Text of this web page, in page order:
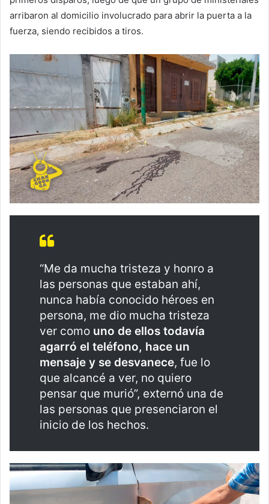
arribaron al domicilio involucrado para abrir la puerta a la
fuerza, siendo recibidos a tiros.
“Me da mucha tristeza y honro a
las personas que estaban ahí,
nunca había conocido héroes en
persona, me dio mucha tristeza
ver como uno de ellos todavía
agarró el teléfono, hace un
mensaje y se desvanece, fue lo
que alcancé a ver, no quiero
pensar que murió”, externó una de
las personas que presenciaron el
inicio de los hechos.